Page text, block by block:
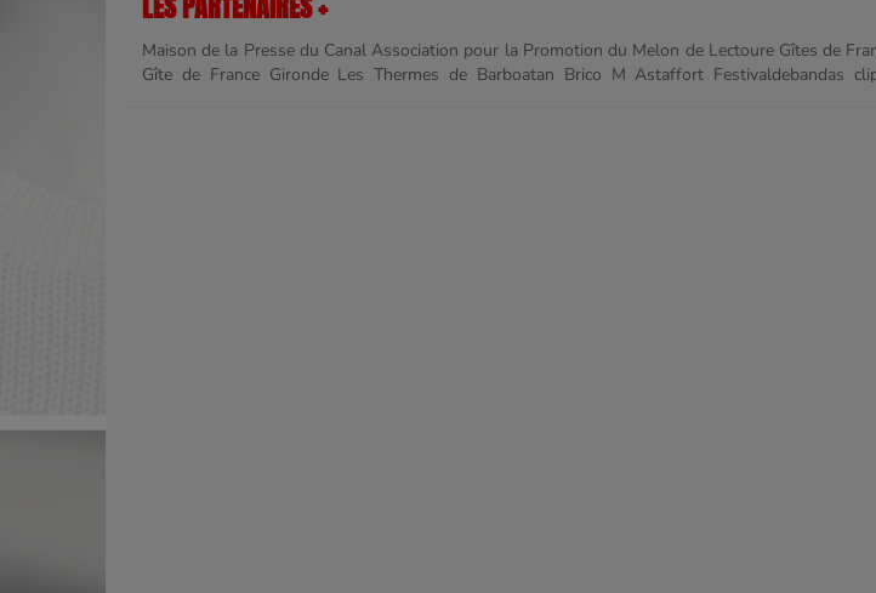
Maison de la Presse du Canal Association pour la Promotion du Melon de Lectoure Gîtes de
Gîte de France Gironde Les Thermes de Barboatan Brico M Astaffort Festivaldebandas